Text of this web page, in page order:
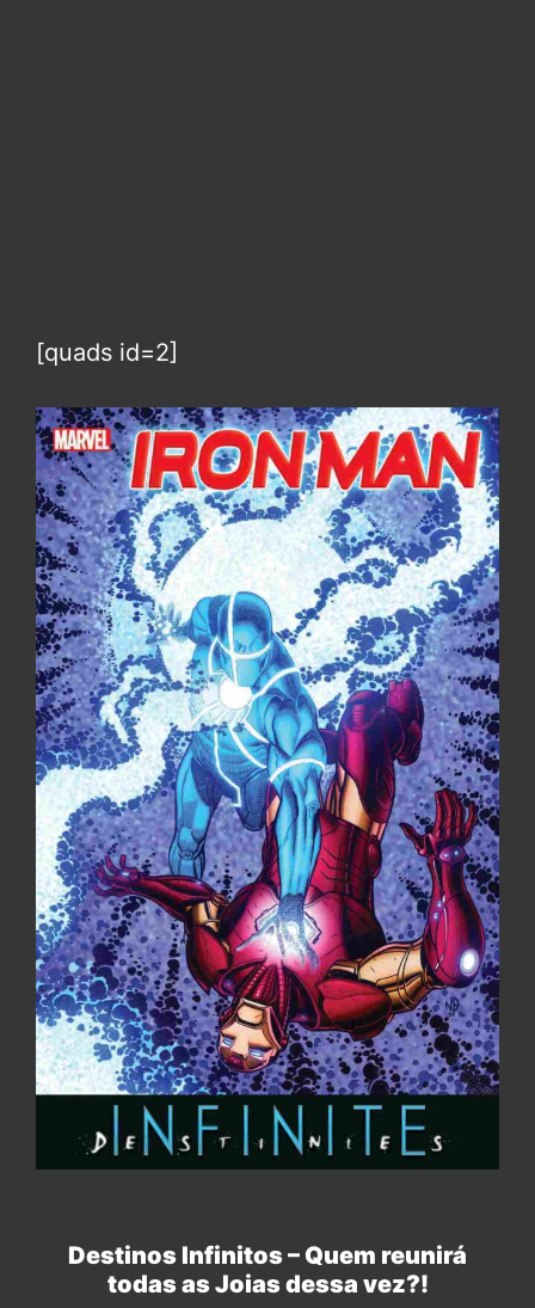
[quads id=2]
Destinos Infinitos – Quem reunirá
todas as Joias dessa vez?!